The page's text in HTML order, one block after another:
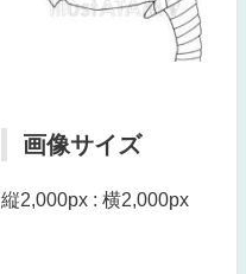
画像サイズ
縦2,000px : 横2,000px